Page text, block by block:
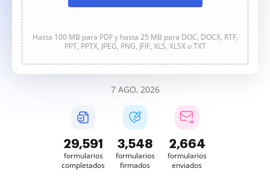
Hasta 100 MB para PDF y hasta 25 MB para DOC, DOCX, RTF,
PPT, PPTX, JPEG, PNG, JFIF, XLS, XLSX o TXT
7 AGO, 2026
29,592
formularios
completados
3,548
formularios
firmados
2,664
formularios
enviados